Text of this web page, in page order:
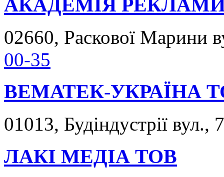
АКАДЕМІЯ
02660, Раскової Марини
00-35
ВЕМАТЕК-УКРАЇНА
01013, Будіндустрії вул.,
ЛАКІ МЕДІА ТОВ